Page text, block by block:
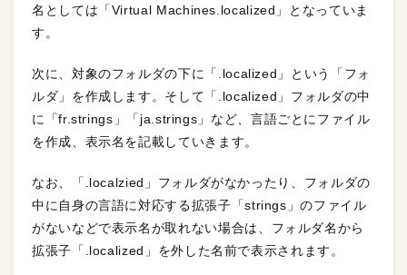
名としては「Virtual Machines.localized」となっていま
す。
次に、対象のフォルダの下に「.localized」という「フォ
ルダ」を作成します。そして「.localized」フォルダの中
に「fr.strings」「ja.strings」など、言語ごとにファイル
を作成、表示名を記載していきます。
なお、「.localzied」フォルダがなかったり、フォルダの
中に自身の言語に対応する拡張子「strings」のファイル
がないなどで表示名が取れない場合は、フォルダ名から
拡張子「.localized」を外した名前で表示されます。